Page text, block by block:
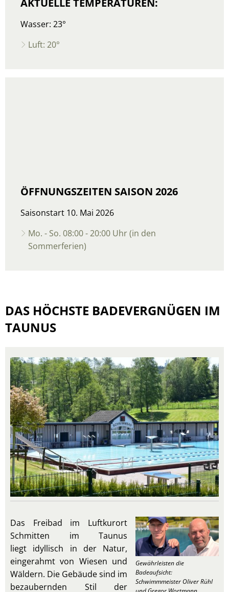
AKTUELLE TEMPERATUREN:
Wasser: 23°
Luft: 20°
ÖFFNUNGSZEITEN SAISON 2026
Saisonstart 10. Mai 2026
Mo. - So. 08:00 - 20:00 Uhr (in den
Sommerferien)
DAS HÖCHSTE BADEVERGNÜGEN IM
TAUNUS
Gewährleisten die
Badeaufsicht:
Schwimmmeister Oliver Rühl
Das Freibad im Luftkurort
Schmitten im Taunus
liegt idyllisch in der Natur,
eingerahmt von Wiesen und
Wäldern. Die Gebäude sind im
bezaubernden Stil der